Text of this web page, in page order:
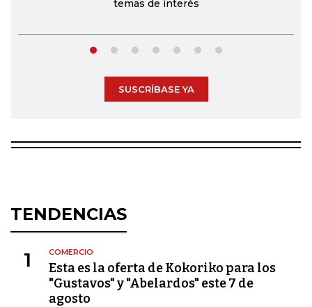
temas de interés
SUSCRÍBASE YA
TENDENCIAS
1 COMERCIO
Esta es la oferta de Kokoriko para los
"Gustavos" y "Abelardos" este 7 de
agosto